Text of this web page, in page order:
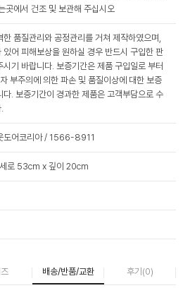
곳에서 건조 및 보관해 주십시오
한 품질관리와 공정관리를 거쳐 제작하였으며,
있어 피해보상을 원하실 경우 반드시 구입한 판
시기 바랍니다. 보증기간은 제품 구입일로 부터
부주의에 의한 파손 및 품질이상에 대한 보증
다. 보증기간이 경과한 제품은 고객부담으로 수
도어코리아 / 1566-8911
로 53cm x 깊이 20cm
배송/반품/교환 후기(0)